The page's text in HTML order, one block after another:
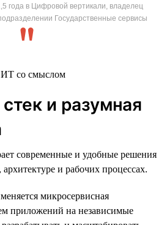
года в Цифровой вертикали, владелец
Государственные сервисы
и разумная
современные и удобные решения
и рабочих процессах.
микросервисная
приложений на независимые